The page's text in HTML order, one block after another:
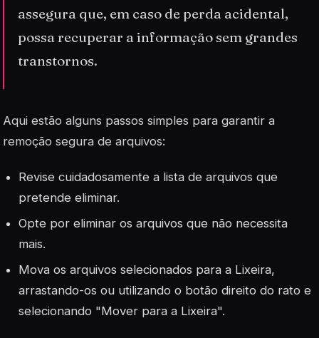
assegura que, em caso de perda acidental,
possa recuperar a informação sem grandes
transtornos.
Aqui estão alguns passos simples para garantir a
remoção segura de arquivos:
Revise cuidadosamente a lista de arquivos que
pretende eliminar.
Opte por eliminar os arquivos que não necessita
mais.
Mova os arquivos selecionados para a Lixeira,
arrastando-os ou utilizando o botão direito do rato e
selecionando "Mover para a Lixeira".